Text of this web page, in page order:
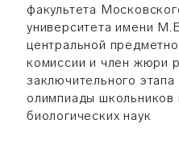
факультета
университета имени
центральной
комиссии и член жюри
заключительного
олимпиады школьников
биологических наук